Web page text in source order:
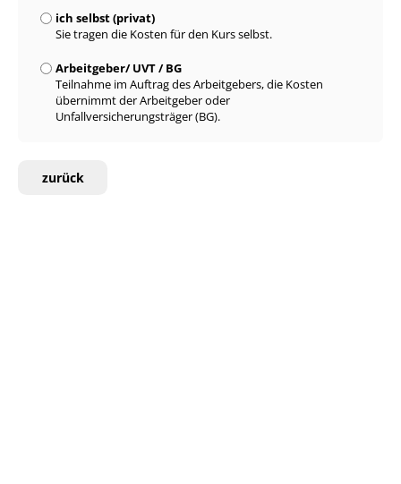
ich selbst (privat)
Sie tragen die Kosten für den Kurs selbst.
Arbeitgeber/ UVT / BG
Teilnahme im Auftrag des Arbeitgebers, die Kosten
übernimmt der Arbeitgeber oder
Unfallversicherungsträger (BG).
zurück